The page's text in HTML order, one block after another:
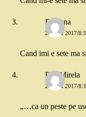
Floriana
26 MAI 2017/
Cand imi e sete ma
Ene Mirela
26 MAI 2017/
„…ca un peste pe